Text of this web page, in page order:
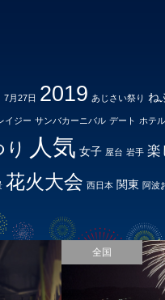
7月27日 2019 あじさい祭り ね
イジー サンバカーニバル デート ホテル
人気 女子 屋台 岩手 楽
花火大会 西日本 関東 阿波